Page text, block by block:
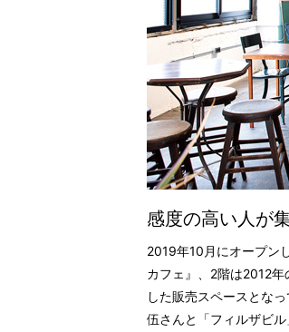
感度の高い人が
2019年10月にオープン
カフェ』、2階は2012
した販売スペースとな
伍さんと「フィルザビ